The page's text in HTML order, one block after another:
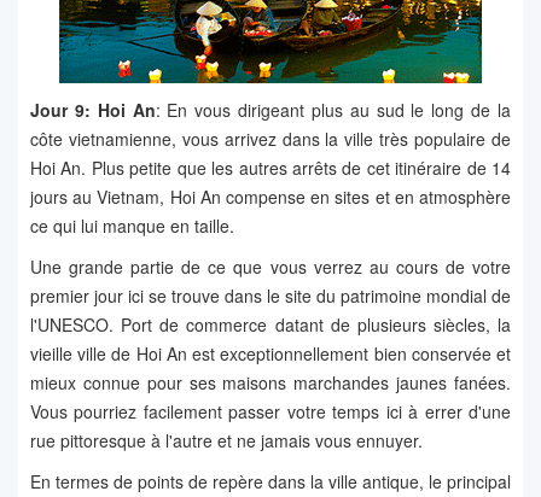
Jour 9: Hoi An: En vous dirigeant plus au sud le long de la
côte vietnamienne, vous arrivez dans la ville très populaire de
Hoi An. Plus petite que les autres arrêts de cet itinéraire de 14
jours au Vietnam, Hoi An compense en sites et en atmosphère
ce qui lui manque en taille.
Une grande partie de ce que vous verrez au cours de votre
premier jour ici se trouve dans le site du patrimoine mondial de
l'UNESCO. Port de commerce datant de plusieurs siècles, la
vieille ville de Hoi An est exceptionnellement bien conservée et
mieux connue pour ses maisons marchandes jaunes fanées.
Vous pourriez facilement passer votre temps ici à errer d'une
rue pittoresque à l'autre et ne jamais vous ennuyer.
En termes de points de repère dans la ville antique, le principal